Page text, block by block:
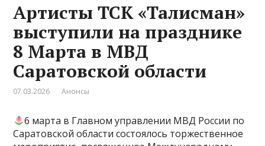
Артисты ТСК «Талисман»
выступили на празднике
8 Марта в МВД
Саратовской области
07.03.2026 Анонсы
6 марта в Главном управлении МВД России по
Саратовской области состоялось торжественное